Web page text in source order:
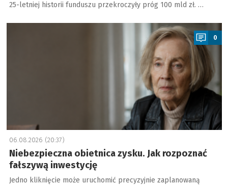
25-letniej historii funduszu przekroczyły próg 100 mld zł. …
a
0
06.08.2026 (20:37)
Niebezpieczna obietnica zysku. Jak rozpoznać
fałszywą inwestycję
Jedno kliknięcie może uruchomić precyzyjnie zaplanowaną